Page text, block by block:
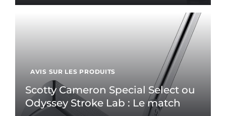
AVIS SUR LES PRODUITS
Scotty Cameron Special Select ou
Odyssey Stroke Lab : Le match